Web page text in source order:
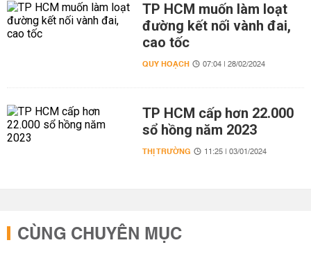
TP HCM muốn làm loạt
đường kết nối vành đai,
cao tốc
QUY HOẠCH 07:04 | 28/02/2024
TP HCM cấp hơn 22.000
sổ hồng năm 2023
THỊ TRƯỜNG 11:25 | 03/01/2024
CÙNG CHUYÊN MỤC